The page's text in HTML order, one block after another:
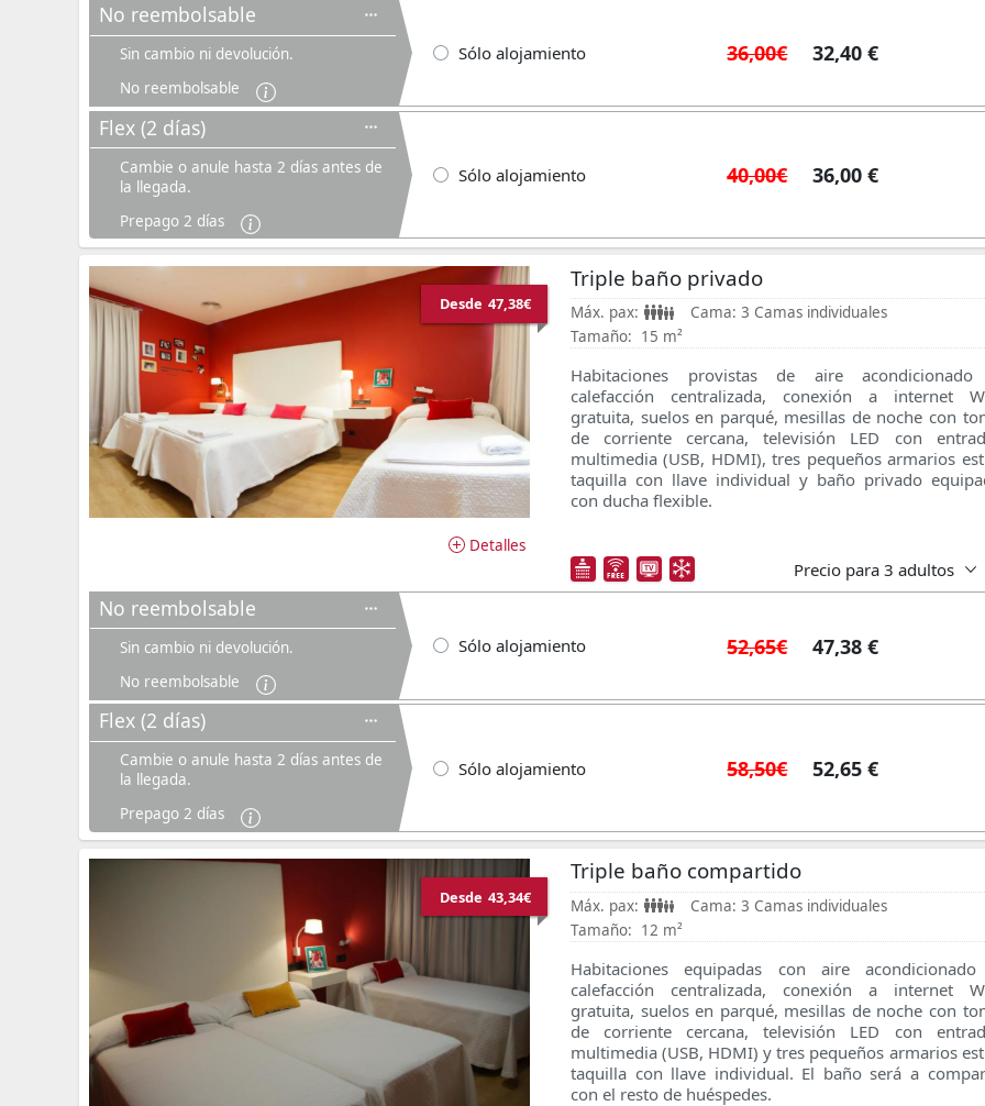
No reembolsable
Sin cambio ni devolución.
No reembolsable
Sólo alojamiento 36,00€ 32,40 €
Flex (2 días)
Cambie o anule hasta 2 días antes de
la llegada.
Prepago 2 días
Sólo alojamiento 40,00€ 36,00 €
Desde 47,38€
Detalles
Triple baño privado
Máx. pax: Cama: 3 Camas individuales
Tamaño: 15 m²
Habitaciones provistas de aire
calefacción centralizada, conexión a internet
gratuita, suelos en parqué, mesillas de noche con
de corriente cercana, televisión LED con
multimedia (USB, HDMI), tres pequeños armarios
taquilla con llave individual y baño privado
con ducha flexible.
Precio para3 adultos
No reembolsable
Sin cambio ni devolución.
No reembolsable
Sólo alojamiento 52,65€ 47,38 €
Flex (2 días)
Cambie o anule hasta 2 días antes de
la llegada.
Prepago 2 días
Sólo alojamiento 58,50€ 52,65 €
Desde 43,34€
Triple baño compartido
Máx. pax: Cama: 3 Camas individuales
Tamaño: 12 m²
Habitaciones equipadas con aire
calefacción centralizada, conexión a internet
gratuita, suelos en parqué, mesillas de noche con
de corriente cercana, televisión LED con
multimedia (USB, HDMI) y tres pequeños armarios
taquilla con llave individual. El baño será a
con el resto de huéspedes.